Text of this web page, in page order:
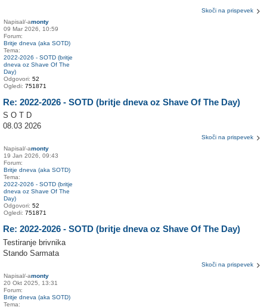
Skoči na prispevek
Napisal/-amonty
09 Mar 2026, 10:59
Forum:
Britje dneva (aka SOTD)
Tema:
2022-2026 - SOTD (britje
dneva oz Shave Of The
Day)
Odgovori: 52
Ogledi: 751871
Re: 2022-2026 - SOTD (britje dneva oz Shave Of The Day)
S O T D
08.03 2026
Skoči na prispevek
Napisal/-amonty
19 Jan 2026, 09:43
Forum:
Britje dneva (aka SOTD)
Tema:
2022-2026 - SOTD (britje
dneva oz Shave Of The
Day)
Odgovori: 52
Ogledi: 751871
Re: 2022-2026 - SOTD (britje dneva oz Shave Of The Day)
Testiranje brivnika
Stando Sarmata
Skoči na prispevek
Napisal/-amonty
20 Okt 2025, 13:31
Forum:
Britje dneva (aka SOTD)
Tema: